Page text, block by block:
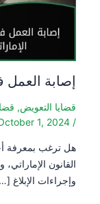
إصابة العمل
قضايا التعويض,
/
1, 2024
هل ترغب بمعرفة
القانون
وإجراءات الإبلاغ